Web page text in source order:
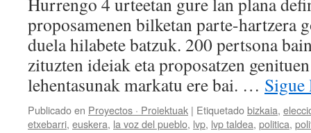
proposamenen bilketan parte-hartzera
duela hilabete batzuk. 200 pertsona
zituzten ideiak eta proposatzen
lehentasunak markatu ere bai. …
Publicado en Proyectos · Proiektuak | Etiquetadobizkaia,
etxebarri, euskera, la voz del pueblo, lvp, lvp taldea, politica,